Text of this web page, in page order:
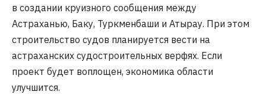
в создании круизного сообщения между
Астраханью, Баку, Туркменбаши и Атырау. При этом
строительство судов планируется вести на
астраханских судостроительных верфях. Если
проект будет воплощен, экономика области
улучшится.